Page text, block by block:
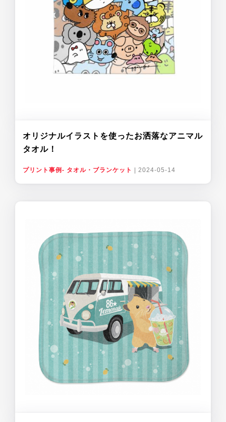
オリジナルイラストを使ったお洒落なアニマル
タオル！
プリント事例- タオル・ブランケット 2024-05-14